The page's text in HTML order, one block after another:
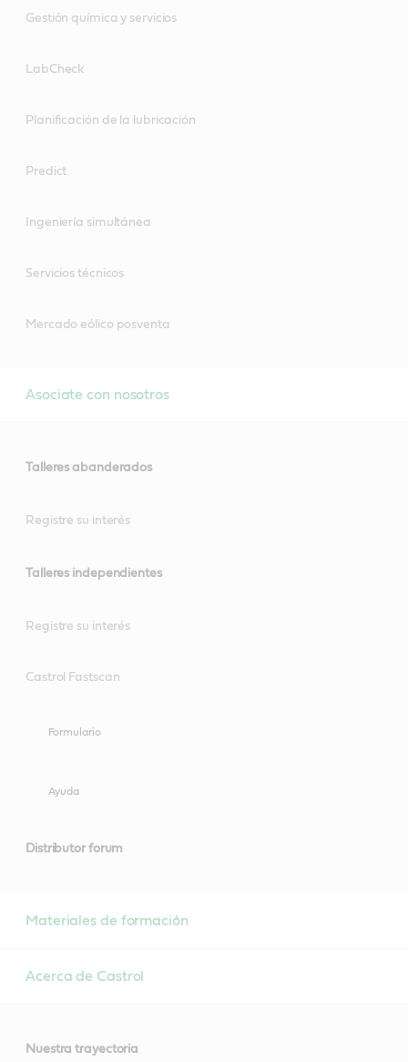
Gestión química y servicios
LabCheck
Planificación de la lubricación
Predict
Ingeniería simultánea
Servicios técnicos
Mercado eólico posventa
Asociate con nosotros
Talleres abanderados
Registre su interés
Talleres independientes
Registre su interés
Castrol Fastscan
Formulario
Ayuda
Distributor forum
Materiales de formación
Acerca de Castrol
Nuestra trayectoria